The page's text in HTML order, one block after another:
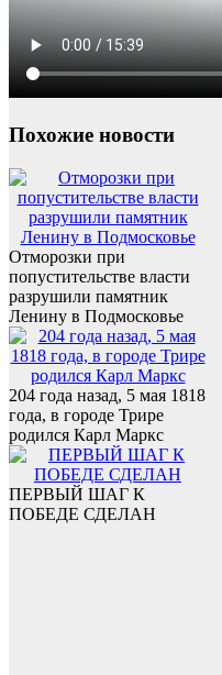
Похожие новости
Отморозки при
попустительстве власти
разрушили памятник
Ленину в Подмосковье
204 года назад, 5 мая 1818
года, в городе Трире
родился Карл Маркс
ПЕРВЫЙ ШАГ К
ПОБЕДЕ СДЕЛАН